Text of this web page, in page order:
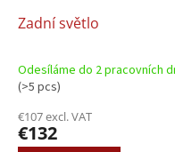
Zadní světlo
Odesíláme do 2 pracovních
(>5 pcs)
€107 excl. VAT
€132